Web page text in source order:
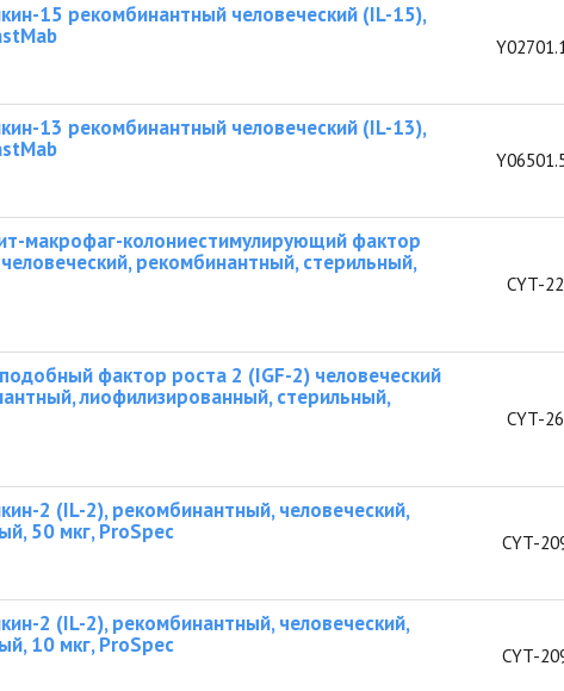
15 рекомбинантный человеческий (IL-15),
13 рекомбинантный человеческий (IL-13),
макрофаг-колониестимулирующий фактор
рекомбинантный, стерильный,
CYT-
фактор роста 2 (IGF-2) человеческий
лиофилизированный, стерильный,
CYT-
2 (IL-2), рекомбинантный, человеческий,
50 мкг, ProSpec
CYT-
2 (IL-2), рекомбинантный, человеческий,
10 мкг, ProSpec
CYT-